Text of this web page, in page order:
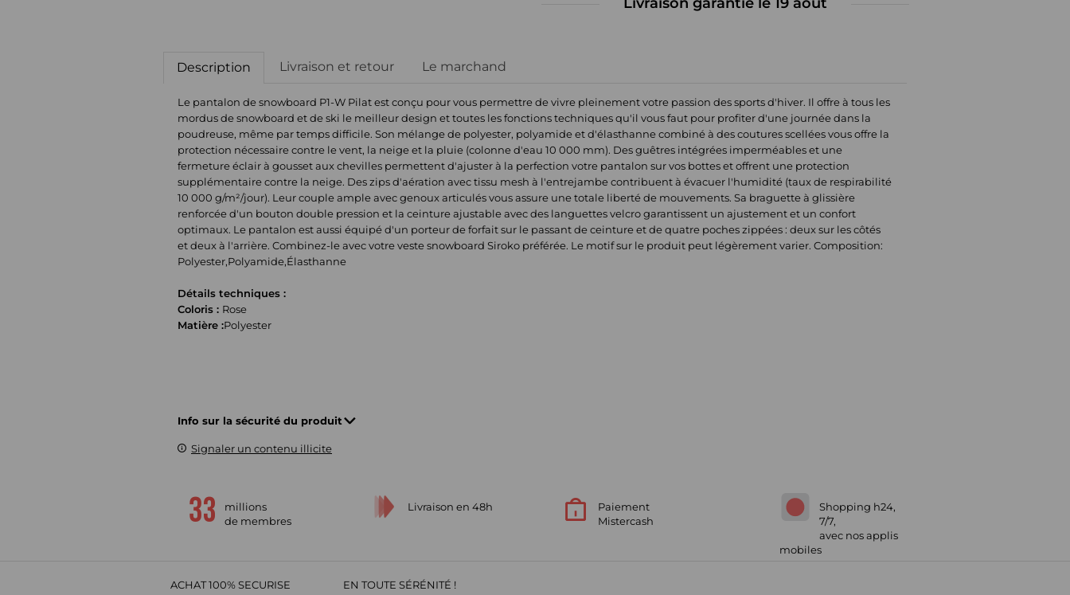
Description Livraison et retour Le marchand
Le pantalon de snowboard P1-W Pilat est conçu pour vous permettre de vivre pleinement votre passion des sports d'hiver. Il offre à tous les
mordus de snowboard et de ski le meilleur design et toutes les fonctions techniques qu'il vous faut pour profiter d'une journée dans la
poudreuse, même par temps difficile. Son mélange de polyester, polyamide et d'élasthanne combiné à des coutures scellées vous offre la
protection nécessaire contre le vent, la neige et la pluie (colonne d'eau 10 000 mm). Des guêtres intégrées imperméables et une
fermeture éclair à gousset aux chevilles permettent d'ajuster à la perfection votre pantalon sur vos bottes et offrent une protection
supplémentaire contre la neige. Des zips d'aération avec tissu mesh à l'entrejambe contribuent à évacuer l'humidité (taux de respirabilité
10 000 g/m²/jour). Leur couple ample avec genoux articulés vous assure une totale liberté de mouvements. Sa braguette à glissière
renforcée d'un bouton double pression et la ceinture ajustable avec des languettes velcro garantissent un ajustement et un confort
optimaux. Le pantalon est aussi équipé d'un porteur de forfait sur le passant de ceinture et de quatre poches zippées : deux sur les côtés
et deux à l'arrière. Combinez-le avec votre veste snowboard Siroko préférée. Le motif sur le produit peut légèrement varier. Composition:
Polyester,Polyamide,Élasthanne
Détails techniques :
Coloris : Rose
Matière :Polyester
Info sur la sécurité du produit
Signaler un contenu illicite
millions
de membres
Livraison en 48h
Paiement
Mistercash
Shopping h24,
7/7,
avec nos applis
mobiles
ACHAT 100% SECURISE EN TOUTE SÉRÉNITÉ !